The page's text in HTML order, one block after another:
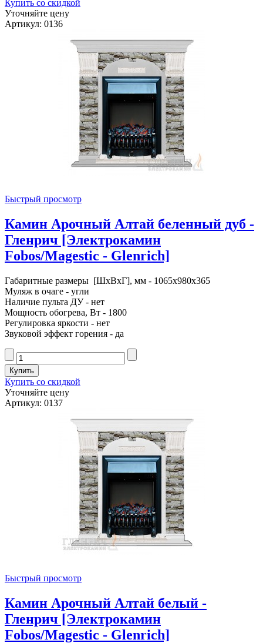
Купить со скидкой
Уточняйте цену
Артикул: 0136
Быстрый просмотр
Камин Арочный Алтай беленный дуб -
Гленрич [Электрокамин
Fobos/Magestic - Glenrich]
Габаритные размеры [ШxВxГ], мм - 1065x980x365
Муляж в очаге - угли
Наличие пульта ДУ - нет
Мощность обогрева, Вт - 1800
Регулировка яркости - нет
Звуковой эффект горения - да
Купить со скидкой
Уточняйте цену
Артикул: 0137
Быстрый просмотр
Камин Арочный Алтай белый -
Гленрич [Электрокамин
Fobos/Magestic - Glenrich]